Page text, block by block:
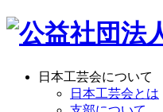
日本工芸会について
日本工芸会とは